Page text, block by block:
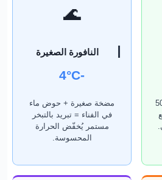
400–500
🌊
النافورة الصغيرة
-4°C
مضخة صغيرة + حوض ماء
في الفناء = تبريد بالتبخر
مستمر يُخفّض الحرارة
المحسوسة.